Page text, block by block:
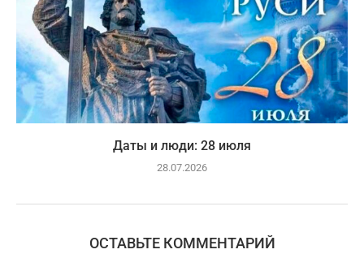
Даты и люди: 28 июля
28.07.2026
ОСТАВЬТЕ КОММЕНТАРИЙ